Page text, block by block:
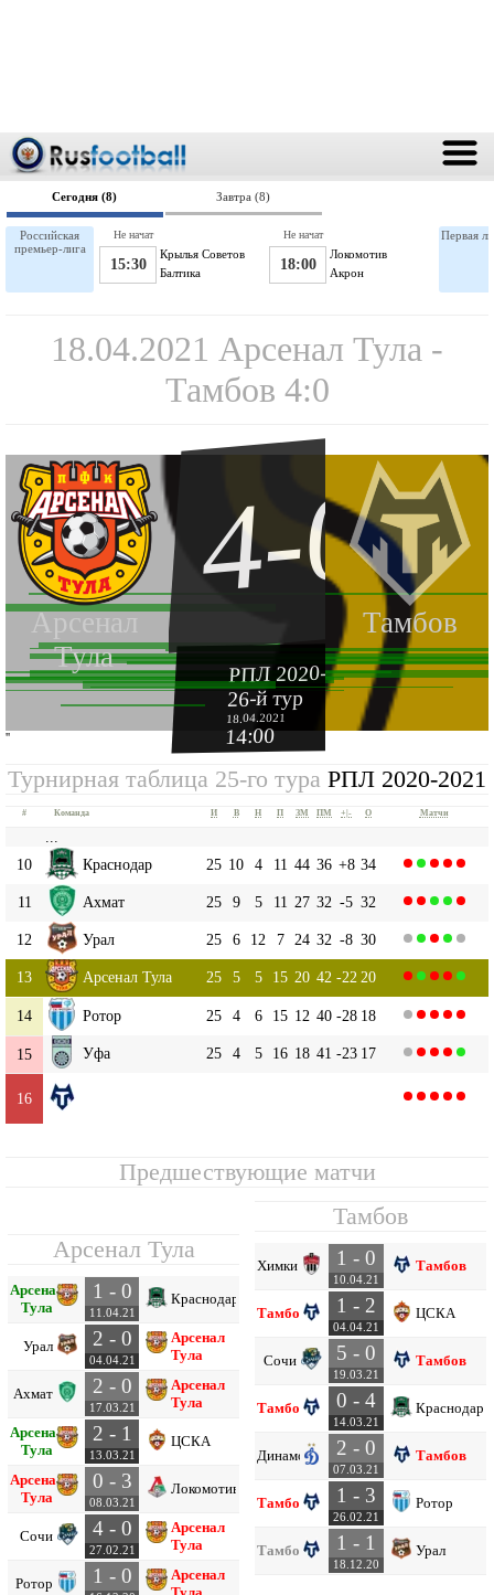
Сегодня (8) Завтра (8)
Российская
премьер-лига
Крылья Советов
15:30 Балтика
Не начат
Локомотив
18:00 Акрон
Не начат Первая
18.04.2021 Арсенал Тула -
Тамбов 4:0
Арсенал
Тула
Тамбов
4-0
РПЛ 2020-2021
26-й тур
18.04.2021
14:00
''
Турнирная таблица 25-го тура РПЛ 2020-2021
# Команда И В Н П ЗМ ПМ +|- О Матчи
10
Краснодар 25 10 4 11 44 36 +8 34
11 Ахмат 25 9 5 11 27 32 -5 32
12 Урал 25 6 12 7 24 32 -8 30
13 Арсенал Тула 25 5 5 15 20 42 -22 20
14 Ротор 25 4 6 15 12 40 -28 18
15 Уфа 25 4 5 16 18 41 -23 17
16
Предшествующие матчи
Арсенал Тула
Арсенал
Тула
1 - 0
11.04.21
Краснодар
Урал 2 - 0
04.04.21
Арсенал
Тула
Ахмат 2 - 0
17.03.21
Арсенал
Тула
Арсенал
Тула
2 - 1
13.03.21
ЦСКА
Арсенал
Тула
0 - 3
08.03.21
Локомотив
Сочи 4 - 0
27.02.21
Арсенал
Тула
Ротор 1 - 0
Арсенал
Тамбов
Химки 1 - 0
10.04.21
Тамбов
Тамбов 1 - 2
04.04.21
ЦСКА
Сочи 5 - 0
19.03.21
Тамбов
Тамбов 0 - 4
14.03.21
Краснодар
Динамо 2 - 0
07.03.21
Тамбов
Тамбов 1 - 3
26.02.21
Ротор
Тамбов 1 - 1
18.12.20
Урал